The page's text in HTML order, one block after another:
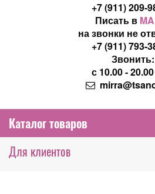
+7 (911) 209-
Писать в
на звонки не
+7 (911) 793-
Звонить:
с 10.00 -
Каталог товаров
Для клиентов